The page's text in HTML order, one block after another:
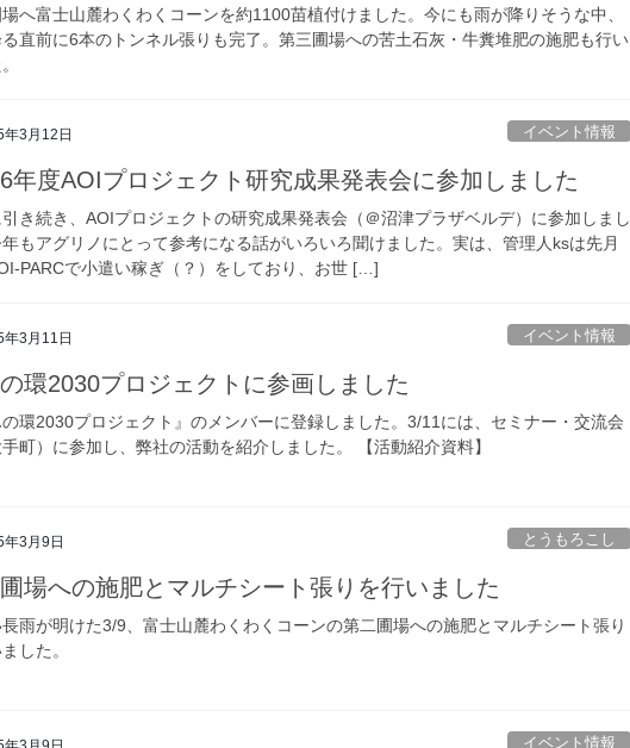
へ富士山麓わくわくコーンを約1100苗植付けました。今にも雨が降りそうな中、
直前に6本のトンネル張りも完了。第三圃場への苦土石灰・牛糞堆肥の施肥も行い
3月12日 イベント情報
年度AOIプロジェクト研究成果発表会に参加しました
き続き、AOIプロジェクトの研究成果発表会（＠沼津プラザベルデ）に参加しまし
もアグリノにとって参考になる話がいろいろ聞けました。実は、管理人ksは先月
PARCで小遣い稼ぎ（？）をしており、お世 […]
3月11日 イベント情報
環2030プロジェクトに参画しました
の環2030プロジェクト』のメンバーに登録しました。3/11には、セミナー・交流会
手町）に参加し、弊社の活動を紹介しました。 【活動紹介資料】
3月9日 とうもろこし
場への施肥とマルチシート張りを行いました
雨が明けた3/9、富士山麓わくわくコーンの第二圃場への施肥とマルチシート張り
した。
イベント情報